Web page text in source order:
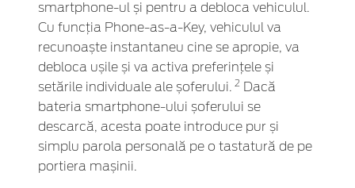
smartphone-ul și pentru a debloca vehiculul.
Cu funcția Phone-as-a-Key, vehiculul va
recunoaște instantaneu cine se apropie, va
debloca ușile și va activa preferințele și
setările individuale ale șoferului. 2
Dacă
bateria smartphone-ului șoferului se
descarcă, acesta poate introduce pur și
simplu parola personală pe o tastatură de pe
portiera mașinii.